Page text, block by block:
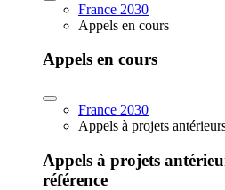
France 2030
Appels en cours
Appels en cours
France 2030
Appels à projets
Appels à projets
référence